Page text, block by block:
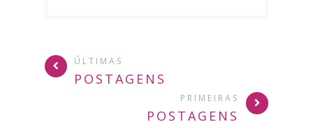
ÚLTIMAS
POSTAGENS
PRIMEIRAS
POSTAGENS